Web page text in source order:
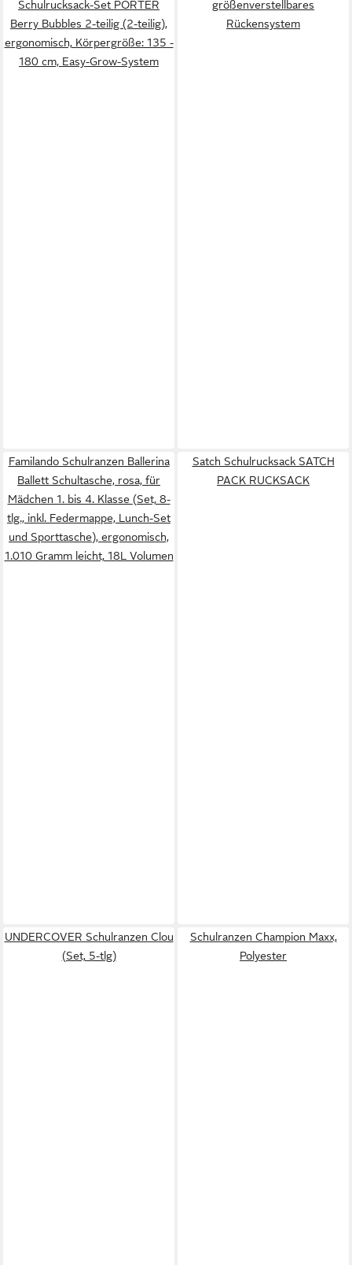
Schulrucksack-Set PORTER
Berry Bubbles 2-teilig (2-teilig),
ergonomisch, Körpergröße: 135 -
180 cm, Easy-Grow-System
größenverstellbares
Rückensystem
Familando Schulranzen Ballerina
Ballett Schultasche, rosa, für
Mädchen 1. bis 4. Klasse (Set, 8-
tlg., inkl. Federmappe, Lunch-Set
und Sporttasche), ergonomisch,
1.010 Gramm leicht, 18L Volumen
Satch Schulrucksack SATCH
PACK RUCKSACK
UNDERCOVER Schulranzen Clou
(Set, 5-tlg)
Schulranzen Champion Maxx,
Polyester